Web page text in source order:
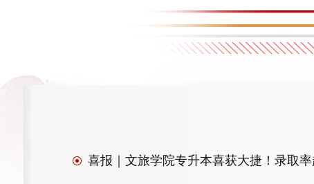
喜报｜文旅学院专升本喜获大捷！录取率